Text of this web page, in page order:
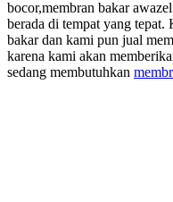
bocor,membran bakar
berada di tempat yang
bakar dan kami pun jual
karena kami akan
sedang membutuhkan